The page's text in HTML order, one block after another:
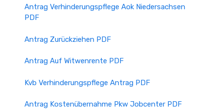
Antrag Verhinderungspflege Aok Niedersachsen
PDF
Antrag Zurückziehen PDF
Antrag Auf Witwenrente PDF
Kvb Verhinderungspflege Antrag PDF
Antrag Kostenübernahme Pkw Jobcenter PDF